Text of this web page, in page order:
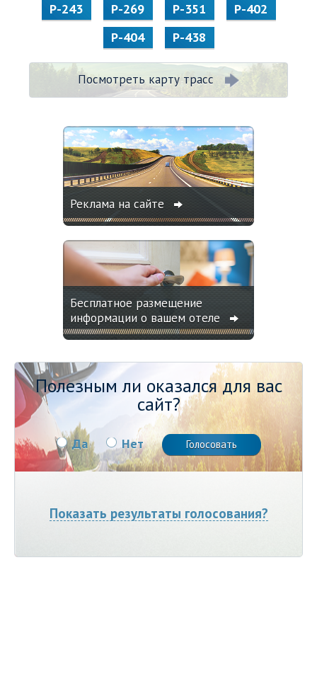
Р-243
Р-269 Р-351
Р-402
Р-404
Р-438
Посмотреть карту трасс
Реклама на сайте
Бесплатное размещение
информации о вашем отеле
Полезным ли оказался для вас
сайт?
Да Нет
Показать результаты голосования?